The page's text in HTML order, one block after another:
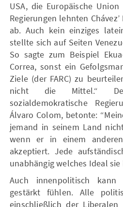
USA, die Europäische
Regierungen lehnten
ab. Auch kein einziges
stellte sich auf Seiten
So sagte zum Beispiel
Correa, sonst ein
Ziele (der FARC) zu
nicht die Mittel.“
sozialdemokratische
Álvaro Colom, betonte:
jemand in seinem Land
wenn er in einem
akzeptiert. Jede
unabhängig welches Ideal sie
Auch innenpolitisch
gestärkt fühlen. Alle
einschließlich der